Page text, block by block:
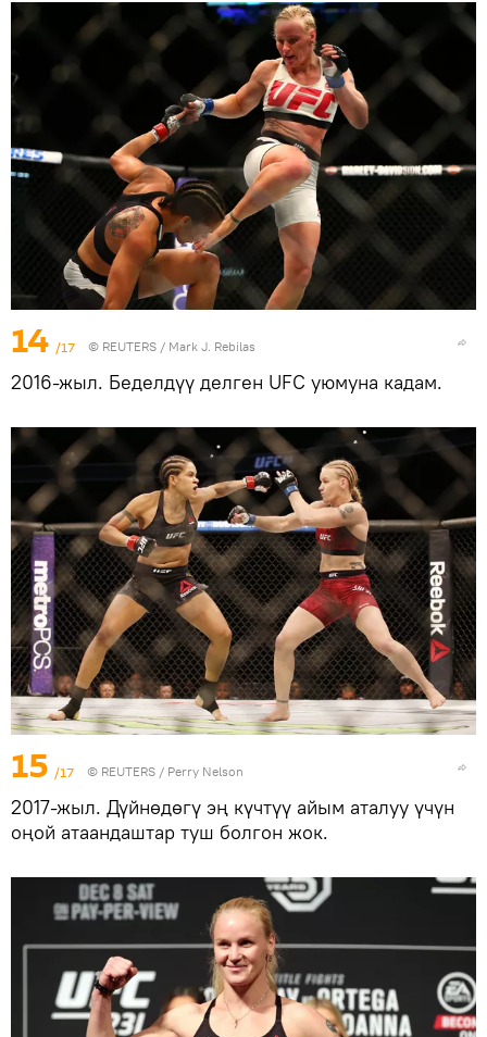
14 /17 © REUTERS / Mark J. Rebilas
2016-жыл. Беделдүү делген UFC уюмуна кадам.
15 /17 © REUTERS / Perry Nelson
2017-жыл. Дүйнөдөгү эң күчтүү айым аталуу үчүн
оңой атаандаштар туш болгон жок.